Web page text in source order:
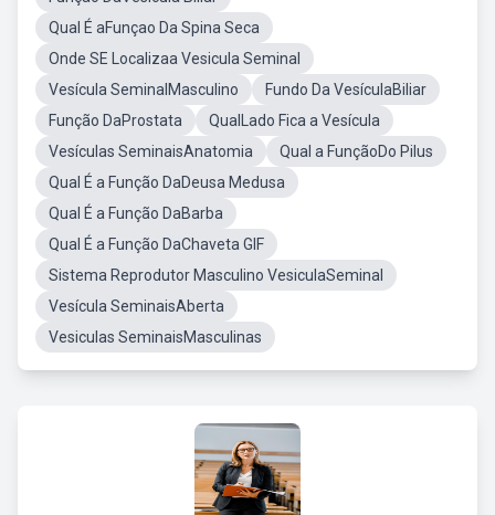
Qual É aFunçao Da Spina Seca
Onde SE Localizaa Vesicula Seminal
Vesícula SeminalMasculino
Fundo Da VesículaBiliar
Função DaProstata
QualLado Fica a Vesícula
Vesículas SeminaisAnatomia
Qual a FunçãoDo Pilus
Qual É a Função DaDeusa Medusa
Qual É a Função DaBarba
Qual É a Função DaChaveta GIF
Sistema Reprodutor Masculino VesiculaSeminal
Vesícula SeminaisAberta
Vesiculas SeminaisMasculinas